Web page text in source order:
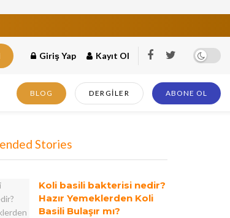
Giriş Yap Kayıt Ol
BLOG DERGILER ABONE OL
Stories
Koli basili bakterisi nedir?
Hazır Yemeklerden Koli
Basili Bulaşır mı?